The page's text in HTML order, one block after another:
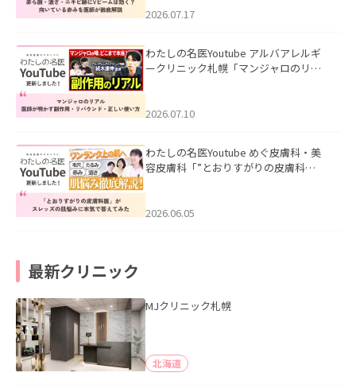
した。
2026.07.17
わたしの名医Youtube アルバアレルギ
ークリニック札幌「マンジャロのリア
た。
2026.07.10
わたしの名医Youtube めぐ皮膚科・美
容皮膚科「”とおりすがりの皮膚科
2026.06.05
最新クリニック
MJクリニック札幌
北海道